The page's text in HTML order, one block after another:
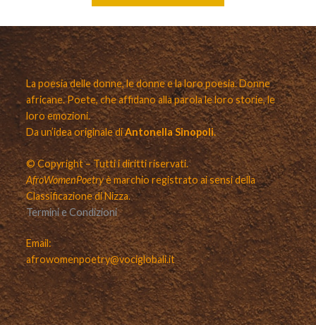
La poesia delle donne, le donne e la loro poesia. Donne
africane. Poete, che affidano alla parola le loro storie, le
loro emozioni.
Da un’idea originale diAntonella Sinopoli.
© Copyright – Tutti i diritti riservati.
AfroWomenPoetryè marchio registrato ai sensi della
Classificazione di Nizza.
Termini e Condizioni
Email:
afrowomenpoetry@vociglobali.it